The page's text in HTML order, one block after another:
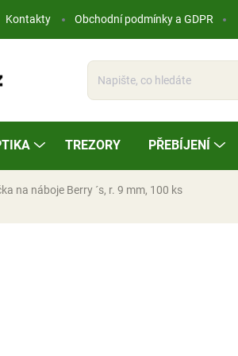
Kontakty Obchodní podmínky a GDPR
TREZORY PŘEBÍJENÍ
na náboje Berry ´s, r. 9 mm, 100 ks